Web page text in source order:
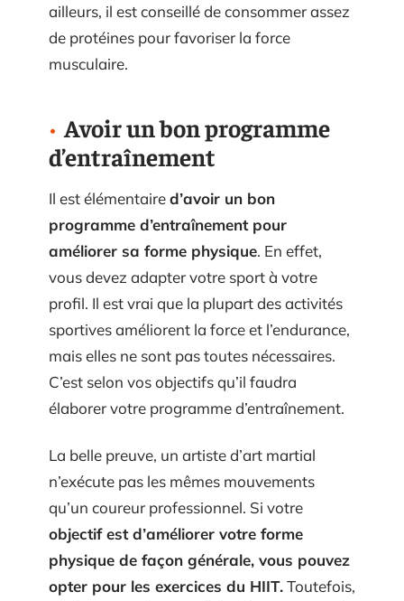
ailleurs, il est conseillé de consommer assez
de protéines pour favoriser la force
musculaire.
Avoir un bon programme
d’entraînement
Il est élémentaired’avoir un bon
programme d’entraînement pour
améliorer sa forme physique. En effet,
vous devez adapter votre sport à votre
profil. Il est vrai que la plupart des activités
sportives améliorent la force et l’endurance,
mais elles ne sont pas toutes nécessaires.
C’est selon vos objectifs qu’il faudra
élaborer votre programme d’entraînement.
La belle preuve, un artiste d’art martial
n’exécute pas les mêmes mouvements
qu’un coureur professionnel. Si votre
objectif est d’améliorer votre forme
physique de façon générale, vous pouvez
opter pour les exercices du HIIT.Toutefois,